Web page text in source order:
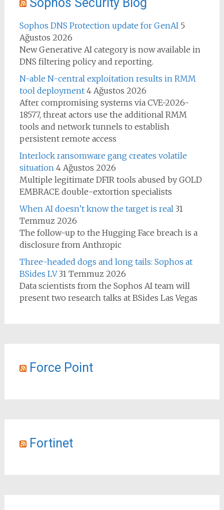
Sophos DNS Protection update for GenAI 5
Ağustos 2026
New Generative AI category is now available in
DNS filtering policy and reporting.
N-able N-central exploitation results in RMM
tool deployment 4 Ağustos 2026
After compromising systems via CVE-2026-
18577, threat actors use the additional RMM
tools and network tunnels to establish
persistent remote access
Interlock ransomware gang creates volatile
situation 4 Ağustos 2026
Multiple legitimate DFIR tools abused by GOLD
EMBRACE double-extortion specialists
When AI doesn’t know the target is real 31
Temmuz 2026
The follow-up to the Hugging Face breach is a
disclosure from Anthropic
Three-headed dogs and long tails: Sophos at
BSides LV 31 Temmuz 2026
Data scientists from the Sophos AI team will
present two research talks at BSides Las Vegas
Force Point
Fortinet